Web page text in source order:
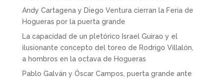
Andy Cartagena y Diego Ventura cierran la Feria de
Hogueras por la puerta grande
La capacidad de un pletórico Israel Guirao y el
ilusionante concepto del toreo de Rodrigo Villalón,
a hombros en la octava de Hogueras
Pablo Galván y Óscar Campos, puerta grande ante